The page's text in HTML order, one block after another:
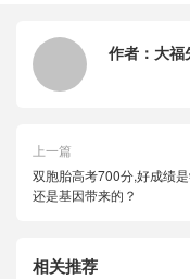
作者： 大福
上一篇
双胞胎高考700分,好成绩
还是基因带来的？
相关推荐